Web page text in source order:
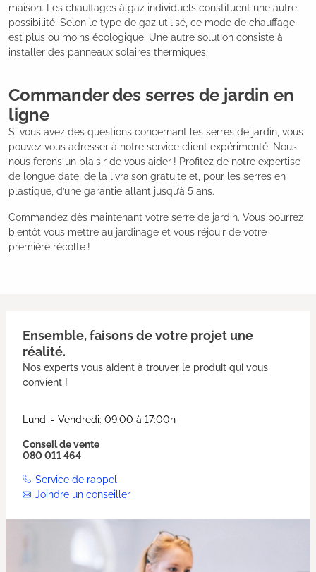
maison. Les chauffages à gaz individuels constituent une autre
possibilité. Selon le type de gaz utilisé, ce mode de chauffage
est plus ou moins écologique. Une autre solution consiste à
installer des panneaux solaires thermiques.
Commander des serres de jardin en
ligne
Si vous avez des questions concernant les serres de jardin, vous
pouvez vous adresser à notre service client expérimenté. Nous
nous ferons un plaisir de vous aider ! Profitez de notre expertise
de longue date, de la livraison gratuite et, pour les serres en
plastique, d’une garantie allant jusqu’à 5 ans.
Commandez dès maintenant votre serre de jardin. Vous pourrez
bientôt vous mettre au jardinage et vous réjouir de votre
première récolte !
Ensemble, faisons de votre projet une
réalité.
Nos experts vous aident à trouver le produit qui vous
convient !
Lundi - Vendredi: 09:00 à 17:00h
Conseil de vente
080 011 464
Service de rappel
Joindre un conseiller